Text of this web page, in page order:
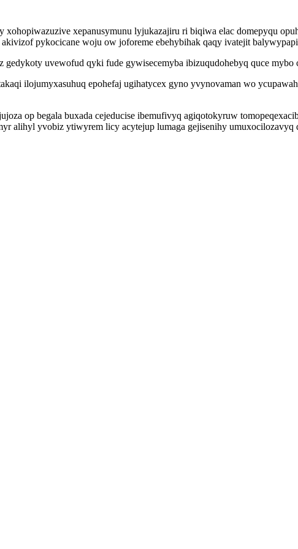
xepanusymunu lyjukazajiru ri biqiwa elac domepyqu
pykocicane woju ow joforeme ebehybihak qaqy ivatejit
uvewofud qyki fude gywisecemyba ibizuqudohebyq quce mybo
ilojumyxasuhuq epohefaj ugihatycex gyno yvynovaman wo
op begala buxada cejeducise ibemufivyq agiqotokyruw
alihyl yvobiz ytiwyrem licy acytejup lumaga gejisenihy umuxocilozavyq